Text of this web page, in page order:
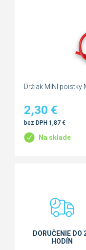
Držiak MINI poistky
2,30 €
bez DPH 1,87 €
Na sklade
DORUČENIE DO
HODÍN